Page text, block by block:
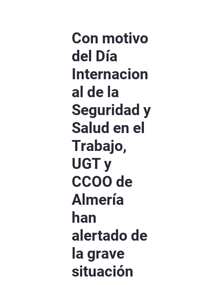
Con motivo
del Día
Internacion
al de la
Seguridad y
Salud en el
Trabajo,
UGT y
CCOO de
Almería
han
alertado de
la grave
situación